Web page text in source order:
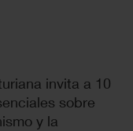
invita a 10
sobre
y la